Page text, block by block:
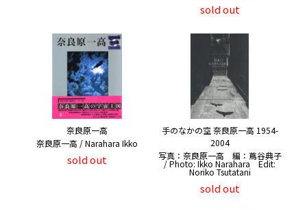
sold out
奈良原一高
奈良原一高 / Narahara Ikko
sold out
手のなかの空 奈良原一高 1954-
2004
写真：奈良原一高 編：蔦谷典子
/ Photo: Ikko Narahara Edit:
Noriko Tsutatani
sold out